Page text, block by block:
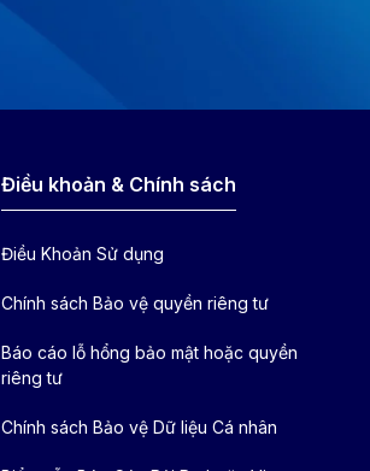
Điều khoản & Chính sách
Điều Khoản Sử dụng
Chính sách Bảo vệ quyền riêng tư
Báo cáo lỗ hổng bảo mật hoặc quyền
riêng tư
Chính sách Bảo vệ Dữ liệu Cá nhân